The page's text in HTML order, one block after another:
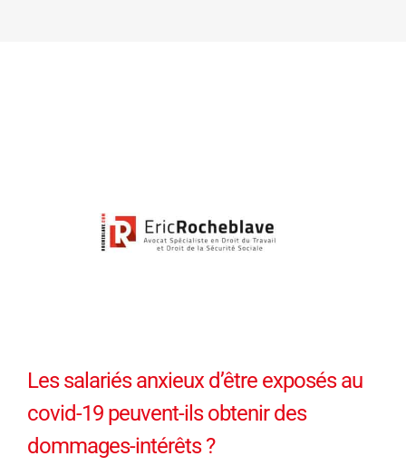
Les salariés anxieux d’être exposés au
covid-19 peuvent-ils obtenir des
dommages-intérêts ?